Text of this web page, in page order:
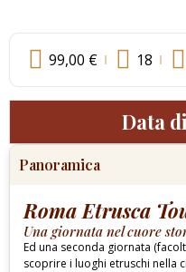
99,00 € 18
Data
Panoramica
Roma Etrusca
Una giornata nel cuore
Ed una seconda giornata
scoprire i luoghi etruschi nella